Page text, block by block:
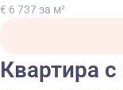
€ 6 737 за м²
Квартира